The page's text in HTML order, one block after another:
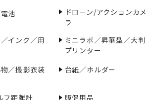
池
ドローン/アクションカメ
ラ
インク／用
ミニラボ／昇華型／大判
プリンター
／撮影衣装
台紙／ホルダー
フ距離計 販促用品